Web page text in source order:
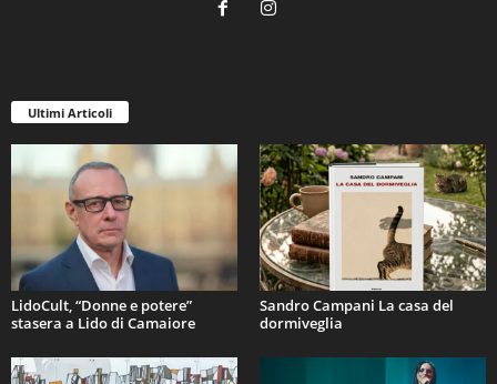
Ultimi Articoli
LidoCult, “Donne e potere”
stasera a Lido di Camaiore
Sandro Campani La casa del
dormiveglia